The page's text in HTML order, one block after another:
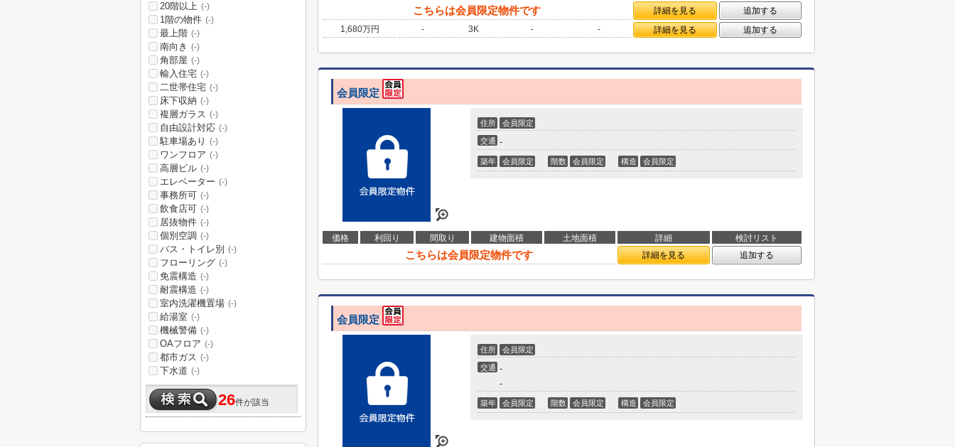
こちらは会員限定物件です 詳細を見る
追加する
1,680万円 - 3K - - 詳細を見る 追加する
会員限定
住所 会員限定
交通 -
築年 会員限定 階数 会員限定 構造 会員限定
価格 利回り 間取り 建物面積 土地面積 詳細 検討リスト
こちらは会員限定物件です 詳細を見る 追加する
会員限定
住所 会員限定
交通 -
-
築年 会員限定 階数 会員限定 構造 会員限定
20階以上 (-)
1階の物件 (-)
最上階 (-)
南向き (-)
角部屋 (-)
輸入住宅 (-)
二世帯住宅 (-)
床下収納 (-)
複層ガラス (-)
自由設計対応 (-)
駐車場あり (-)
ワンフロア (-)
高層ビル (-)
エレベーター (-)
事務所可 (-)
飲食店可 (-)
居抜物件 (-)
個別空調 (-)
バス・トイレ別 (-)
フローリング (-)
免震構造 (-)
耐震構造 (-)
室内洗濯機置場 (-)
給湯室 (-)
機械警備 (-)
OAフロア (-)
都市ガス (-)
下水道 (-)
26件が該当